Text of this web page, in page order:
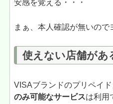
安感を覚える・・・
まぁ、本人確認が無いので
使えない店舗があ
VISAブランドのプリペイド
のみ可能なサービスは利用